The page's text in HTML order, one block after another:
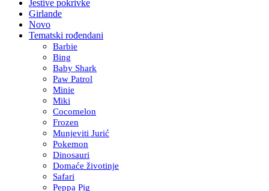
Jestive pokrivke
Girlande
Novo
Tematski rođendani
Barbie
Bing
Baby Shark
Paw Patrol
Minie
Miki
Cocomelon
Frozen
Munjeviti Jurić
Pokemon
Dinosauri
Domaće životinje
Safari
Peppa Pig